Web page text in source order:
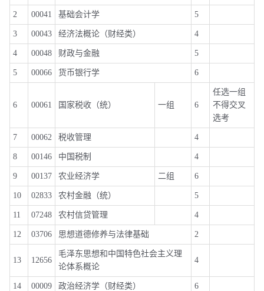
2 00041 基础会计学 5
3 00043 经济法概论（财经类） 4
4 00048 财政与金融 5
5 00066 货币银行学 6
6 00061 国家税收（统） 一组 6
任选一组
不得交叉
选考
7 00062 税收管理 4
8 00146 中国税制 4
9 00137 农业经济学 二组 6
10 02833 农村金融（统） 5
11 07248 农村信贷管理 4
12 03706 思想道德修养与法律基础 2
13 12656
毛泽东思想和中国特色社会主义理
论体系概论
4
14 00009 政治经济学（财经类） 6